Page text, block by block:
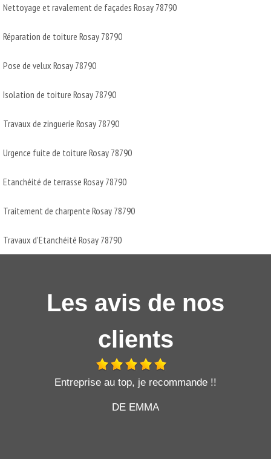
Nettoyage et ravalement de façades Rosay 78790
Réparation de toiture Rosay 78790
Pose de velux Rosay 78790
Isolation de toiture Rosay 78790
Travaux de zinguerie Rosay 78790
Urgence fuite de toiture Rosay 78790
Etanchéité de terrasse Rosay 78790
Traitement de charpente Rosay 78790
Travaux d'Etanchéité Rosay 78790
Les avis de nos
clients
Entreprise au top, je recommande !!
DE EMMA